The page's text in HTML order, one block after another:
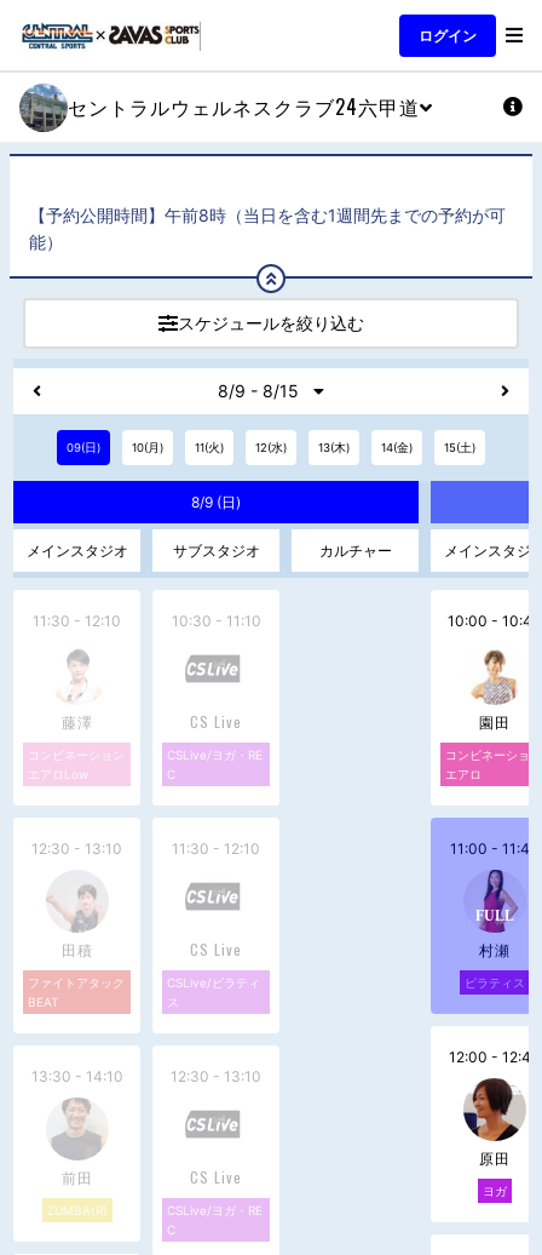
ログイン
セントラルウェルネスクラブ24六甲道
【予約公開時間】午前8時（当日を含む1週間先までの予約が可
能）
スケジュールを絞り込む
8/9 - 8/15
09(日) 10(月) 11(火) 12(水) 13(木) 14(金) 15(土)
8/9 (日)
メインスタジオ サブスタジオ カルチャー メインスタジ
11:30 - 12:10
藤澤
コンビネーション
エアロLow
12:30 - 13:10
田積
ファイトアタック
BEAT
13:30 - 14:10
前田
ZUMBA(R)
10:30 - 11:10
CS Live
CSLive/ヨガ・RE
C
11:30 - 12:10
CS Live
CSLive/ピラティ
ス
12:30 - 13:10
CS Live
CSLive/ヨガ・RE
C
10:00 - 10:40
園田
コンビネーション
エアロ
11:00 - 11:40
村瀬
ピラティス
12:00 - 12:40
原田
ヨガ